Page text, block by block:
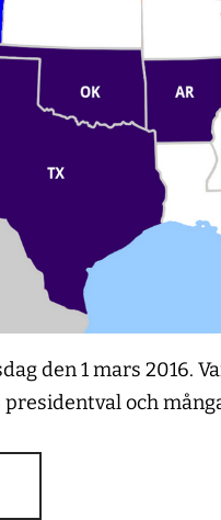
den 1 mars 2016.
och